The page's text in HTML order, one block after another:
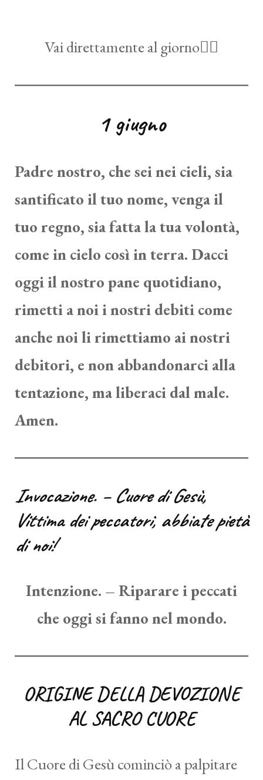
Vai direttamente al giorno👆🏻
1 giugno
Padre nostro, che sei nei cieli, sia
santificato il tuo nome, venga il
tuo regno, sia fatta la tua volontà,
come in cielo così in terra. Dacci
oggi il nostro pane quotidiano,
rimetti a noi i nostri debiti come
anche noi li rimettiamo ai nostri
debitori, e non abbandonarci alla
tentazione, ma liberaci dal male.
Amen.
Invocazione. – Cuore di Gesù,
Vittima dei peccatori, abbiate pietà
di noi!
Intenzione. – Riparare i peccati
che oggi si fanno nel mondo.
ORIGINE DELLA DEVOZIONE
AL SACRO CUORE
Il Cuore di Gesù cominciò a palpitare